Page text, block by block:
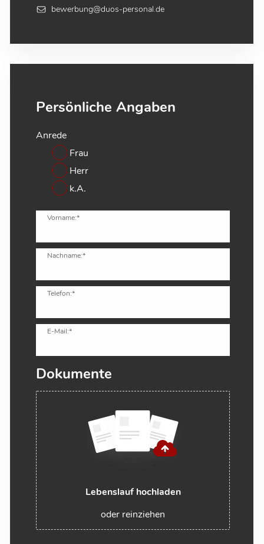
bewerbung@duos-personal.de
Persönliche Angaben
Anrede
Frau
Herr
k.A.
Vorname:*
Nachname:*
Telefon:*
E-Mail:*
Dokumente
Lebenslauf hochladen
oder reinziehen